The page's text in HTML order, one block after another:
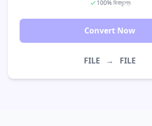
100% বিনামূল্যে
Convert Now
FILE → FILE